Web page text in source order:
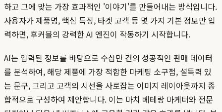
하고 그에 맞는 가장 효과적인 '이야기'를 만들어내는 방식입니다.
사용자가 제품명, 핵심 특징, 타겟 고객 등 몇 가지 기본 정보만 입
력하면, 후커블의 강력한 AI 엔진이 작동하기 시작합니다.
AI는 입력된 정보를 바탕으로 수십만 건의 성공적인 판매 데이터
를 분석하여, 해당 제품에 가장 적합한 마케팅 소구점, 설득력 있
는 문구, 그리고 고객의 시선을 사로잡는 이미지 레이아웃까지 종
합적으로 구성하여 제안합니다. 이는 마치 베테랑 마케터와 전문